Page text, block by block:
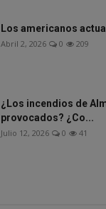
Los americanos
Abril 2, 2026 0 209
¿Los incendios de
provocados? ¿Co...
Julio 12, 2026 0 41